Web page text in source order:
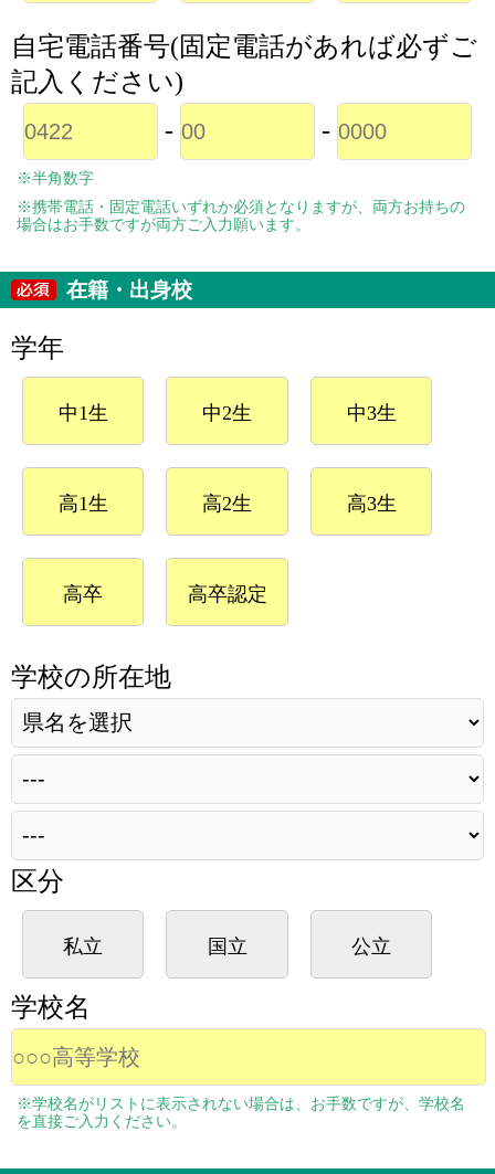
自宅電話番号(固定電話があれば必ずご
記入ください)
-
-
※半角数字
※携帯電話・固定電話いずれか必須となりますが、両方お持ちの
場合はお手数ですが両方ご入力願います。
在籍・出身校
学年
中1生 中2生 中3生
高1生 高2生 高3生
高卒 高卒認定
学校の所在地
区分
私立 国立 公立
学校名
※学校名がリストに表示されない場合は、お手数ですが、学校名
を直接ご入力ください。